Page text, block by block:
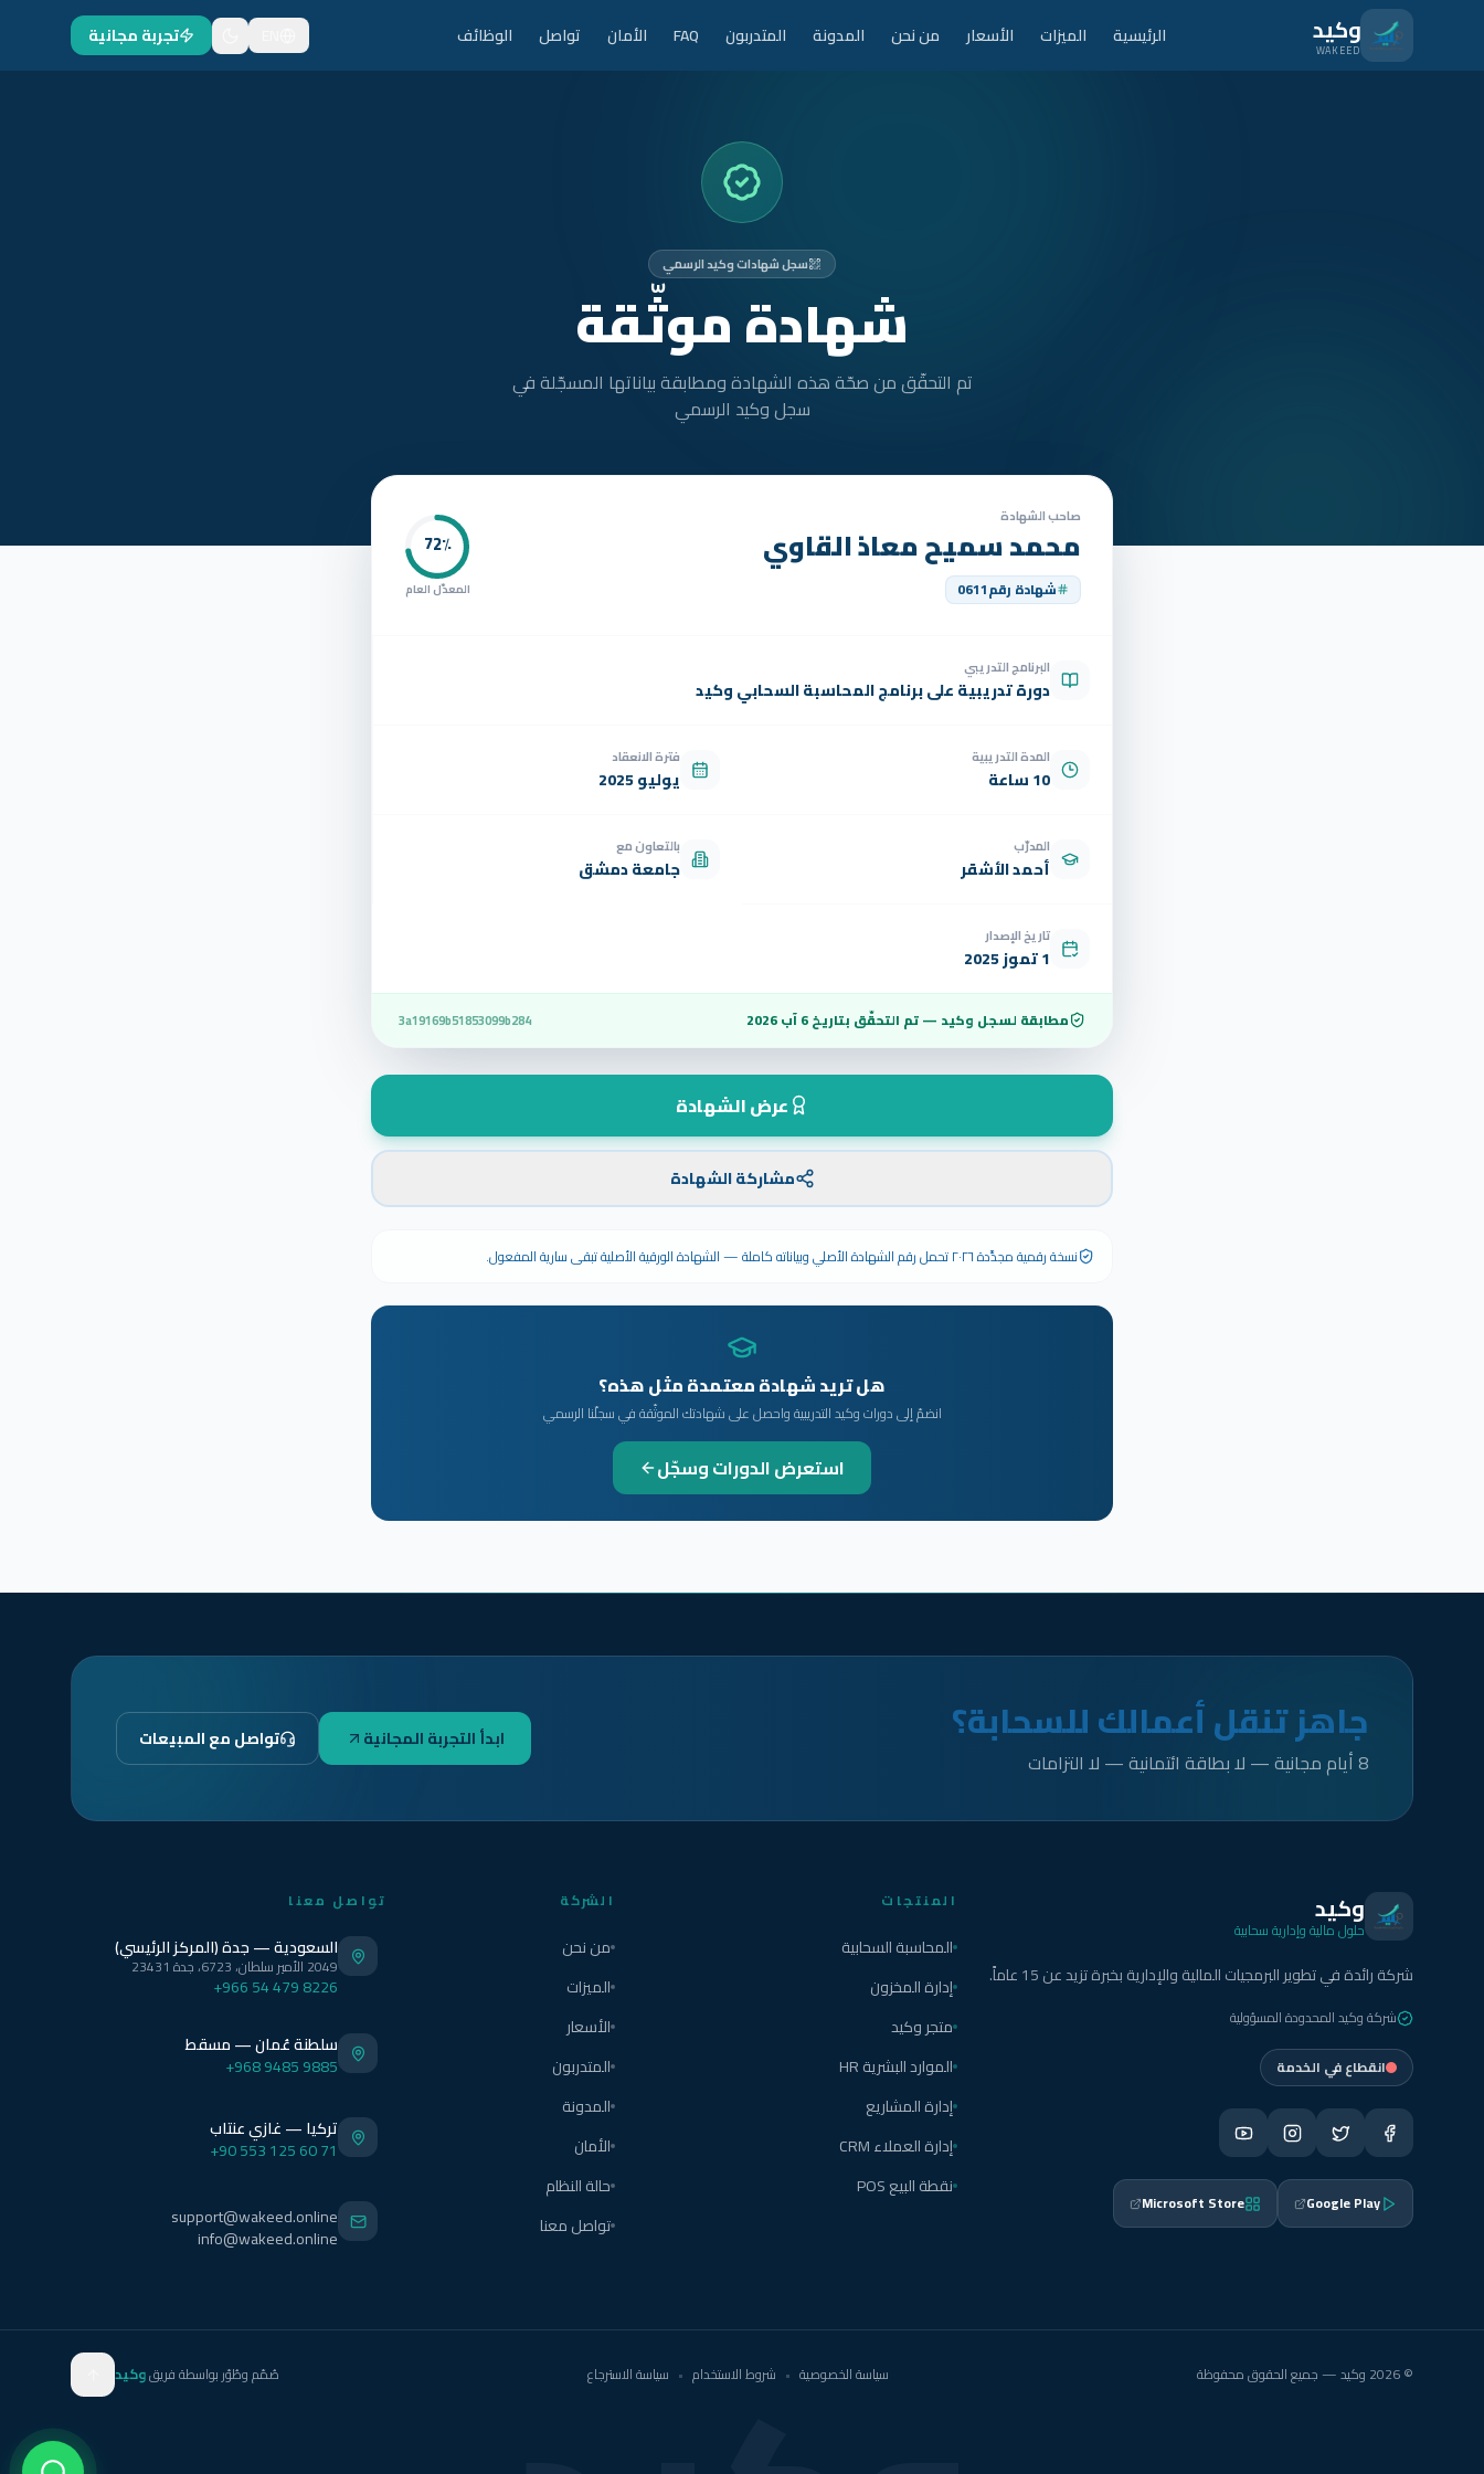
انتقل للمحتوى الرئيسيوكيد
WAKEED الرئيسية الميزات الأسعار من نحن المدونة المتدربون FAQ الأمان تواصل الوظائف تجربة مجانية
سجل شهادات وكيد الرسمي
شهادة موثّقة
تم التحقّق من صحّة هذه الشهادة ومطابقة بياناتها المسجّلة في
سجل وكيد الرسمي
صاحب الشهادة
محمد سميح معاذ القاوي
شهادة رقم0611
72٪
المعدّل العام
البرنامج التدريبي
دورة تدريبية على برنامج المحاسبة السحابي وكيد
المدة التدريبية
10 ساعة
فترة الانعقاد
يوليو 2025
المدرّب
أحمد الأشقر
بالتعاون مع
جامعة دمشق
تاريخ الإصدار
1 تموز 2025
مطابقة لسجل وكيد — تم التحقّق بتاريخ6 آب 2026 3a19169b51853099b284
عرض الشهادة
مشاركة الشهادة
نسخة رقمية مجدَّدة ٢٠٢٦ تحمل رقم الشهادة الأصلي وبياناته كاملة — الشهادة الورقية الأصلية تبقى سارية المفعول.
هل تريد شهادة معتمدة مثل هذه؟
انضمّ إلى دورات وكيد التدريبية واحصل على شهادتك الموثّقة في سجلّنا الرسمي
استعرض الدورات وسجّل
جاهز تنقل أعمالك للسحابة؟
8 أيام مجانية — لا بطاقة ائتمانية — لا التزامات
ابدأ التجربة المجانية تواصل مع المبيعات
وكيد
حلول مالية وإدارية سحابية
شركة رائدة في تطوير البرمجيات المالية والإدارية بخبرة تزيد عن 15 عاماً.
شركة وكيد المحدودة المسؤولية
انقطاع في الخدمة
Google Play
Microsoft Store
المنتجات
المحاسبة السحابية
إدارة المخزون
متجر وكيد
الموارد البشرية HR
إدارة المشاريع
إدارة العملاء CRM
نقطة البيع POS
الشركة
من نحن
الميزات
الأسعار
المتدربون
المدونة
الأمان
حالة النظام
تواصل معنا
تواصل معنا
السعودية — جدة (المركز الرئيسي)
2049 الأمير سلطان، 6723، جدة 23431
+966 54 479 8226
سلطنة عُمان — مسقط
+968 9485 9885
تركيا — غازي عنتاب
+90 553 125 60 71
support@wakeed.online
info@wakeed.online
© 2026 وكيد — جميع الحقوق محفوظة سياسة الخصوصية • شروط الاستخدام • سياسة الاسترجاع صُمّم وطُوّر بواسطة فريقوكيد